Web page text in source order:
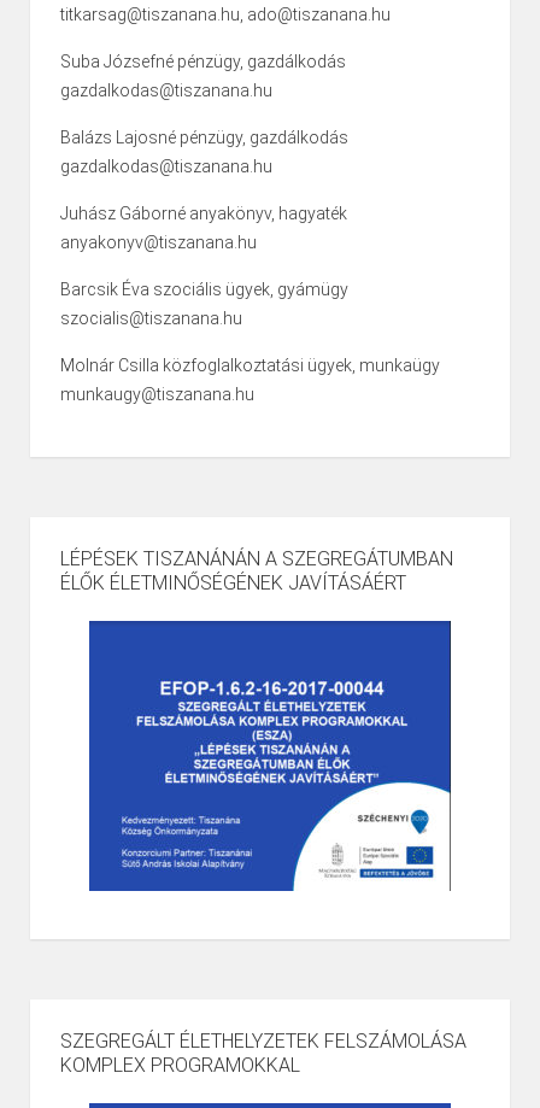
titkarsag@tiszanana.hu, ado@tiszanana.hu
Suba Józsefné pénzügy, gazdálkodás
gazdalkodas@tiszanana.hu
Balázs Lajosné pénzügy, gazdálkodás
gazdalkodas@tiszanana.hu
Juhász Gáborné anyakönyv, hagyaték
anyakonyv@tiszanana.hu
Barcsik Éva szociális ügyek, gyámügy
szocialis@tiszanana.hu
Molnár Csilla közfoglalkoztatási ügyek, munkaügy
munkaugy@tiszanana.hu
LÉPÉSEK TISZANÁNÁN A SZEGREGÁTUMBAN
ÉLŐK ÉLETMINŐSÉGÉNEK JAVÍTÁSÁÉRT
SZEGREGÁLT ÉLETHELYZETEK FELSZÁMOLÁSA
KOMPLEX PROGRAMOKKAL